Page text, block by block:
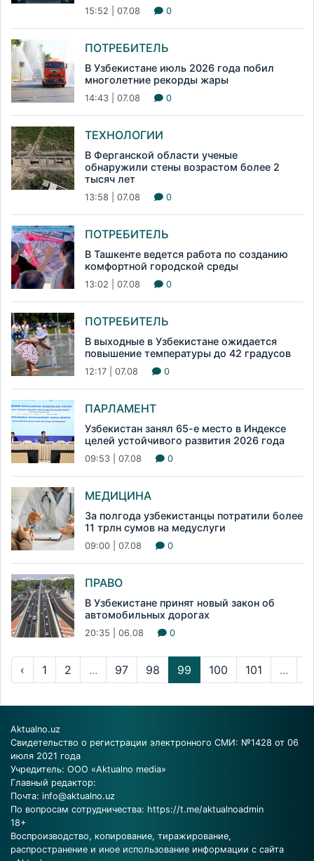
15:52 | 07.08 0
ПОТРЕБИТЕЛЬ
В Узбекистане июль 2026 года побил
многолетние рекорды жары
14:43 | 07.08 0
ТЕХНОЛОГИИ
В Ферганской области ученые
обнаружили стены возрастом более 2
тысяч лет
13:58 | 07.08 0
ПОТРЕБИТЕЛЬ
В Ташкенте ведется работа по созданию
комфортной городской среды
13:02 | 07.08 0
ПОТРЕБИТЕЛЬ
В выходные в Узбекистане ожидается
повышение температуры до 42 градусов
12:17 | 07.08 0
ПАРЛАМЕНТ
Узбекистан занял 65-е место в Индексе
целей устойчивого развития 2026 года
09:53 | 07.08 0
МЕДИЦИНА
За полгода узбекистанцы потратили более
11 трлн сумов на медуслуги
09:00 | 07.08 0
ПРАВО
В Узбекистане принят новый закон об
автомобильных дорогах
20:35 | 06.08 0
‹ 1 2 ... 97 98 99 100 101 ...
Aktualno.uz
Свидетельство о регистрации электронного СМИ: №1428 от 06
июля 2021 года
Учредитель: ООО «Aktualno media»
Главный редактор:
Почта: info@aktualno.uz
По вопросам сотрудничества: https://t.me/aktualnoadmin
18+
Воспроизводство, копирование, тиражирование,
распространение и иное использование информации с сайта